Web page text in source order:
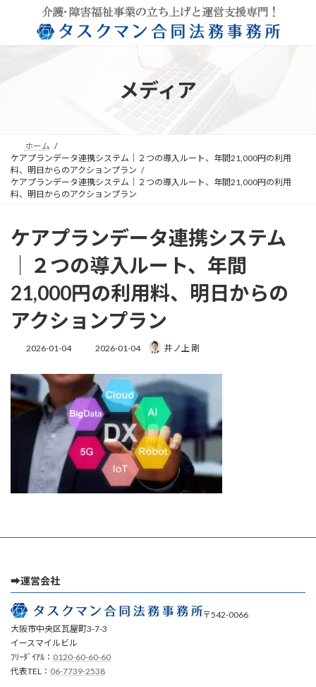
ン
ー
メディア
ホーム
ケアプランデータ連携システム｜２つの導入ルート、年間21,000円の利用
料、明日からのアクションプラン
ケアプランデータ連携システム｜２つの導入ルート、年間21,000円の利用
料、明日からのアクションプラン
ケアプランデータ連携システム
｜２つの導入ルート、年間
21,000円の利用料、明日からの
アクションプラン
2026-01-04
最
新
日
時
:
2026-01-04 井ノ上 剛
➡運営会社
〒542-0066
大阪市中央区瓦屋町3-7-3
イースマイルビル
ﾌﾘｰﾀﾞｲｱﾙ： 0120-60-60-60
代表TEL： 06-7739-2538